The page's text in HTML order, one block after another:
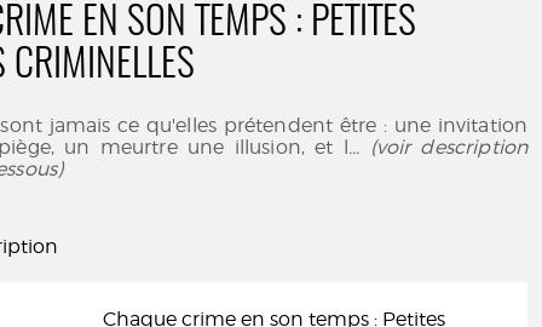
EN SON TEMPS : PETITES
CRIMINELLES
sont jamais ce qu'elles prétendent être : une invitation
un meurtre une illusion, et l... (voir description
Chaque crime en son temps : Petites